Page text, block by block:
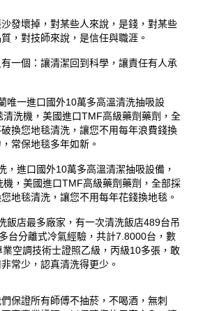
發壞掉，對某些人來說，是錢，對某些
，對技師來說，是信任與職涯。
一個：讓清潔回到科學，讓責任有人承
唯一進口國外10萬多高溫清洗抽吸設
清洗機，美國進口TMF高級藥劑藥劑，全
換您地毯清洗，讓您不用每年浪費錢換
常保地毯多年如新。
，進口國外10萬多高溫清潔抽吸設備，
機，美國進口TMF高級藥劑藥劑，全部採
地毯清洗，讓您不用每年花錢換地毯。
飯店最多廠家，有一次清洗飯店489台吊
台分離式冷氣經驗，共計7.8000台，數
空調技術士證照乙級，丙級10多張，敢
常少，認真清洗得更少。
保證所有師傅不抽菸，不喝酒，無刺